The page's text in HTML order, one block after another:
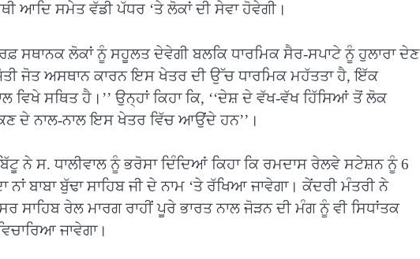
ਸਮੇਤ ਵੱਡੀ ਪੱਧਰ ‘ਤੇ ਲੋਕਾਂ ਦੀ ਸੇਵਾ ਹੋਵੇਗੀ।
ਸਥਾਨਕ ਲੋਕਾਂ ਨੂੰ ਸਹੂਲਤ ਦੇਵੇਗੀ ਬਲਕਿ ਧਾਰਮਿਕ ਸੈਰ-ਸਪਾਟੇ ਨੂੰ ਹੁਲਾਰਾ ਦੇਣ
ਜੋਤੀ ਜੋਤ ਅਸਥਾਨ ਕਾਰਨ ਇਸ ਖੇਤਰ ਦੀ ਉੱਚ ਧਾਰਮਿਕ ਮਹੱਤਤਾ ਹੈ, ਇੱਕ
ਸਥਿਤ ਹੈ।’’ ਉਨ੍ਹਾਂ ਕਿਹਾ ਕਿ, ‘‘ਦੇਸ਼ ਦੇ ਵੱਖ-ਵੱਖ ਹਿੱਸਿਆਂ ਤੋਂ ਲੋਕ
ਦੇ ਨਾਲ-ਨਾਲ ਇਸ ਖੇਤਰ ਵਿੱਚ ਆਉਂਦੇ ਹਨ’’।
ਨੇ ਸ. ਧਾਲੀਵਾਲ ਨੂੰ ਭਰੋਸਾ ਦਿੰਦਿਆਂ ਕਿਹਾ ਕਿ ਰਮਦਾਸ ਰੇਲਵੇ ਸਟੇਸ਼ਨ ਨੂੰ 6
ਬਾਬਾ ਬੁੱਢਾ ਸਾਹਿਬ ਜੀ ਦੇ ਨਾਮ ‘ਤੇ ਰੱਖਿਆ ਜਾਵੇਗਾ। ਕੇਂਦਰੀ ਮੰਤਰੀ ਨੇ
ਰੇਲ ਮਾਰਗ ਰਾਹੀਂ ਪੂਰੇ ਭਾਰਤ ਨਾਲ ਜੋੜਨ ਦੀ ਮੰਗ ਨੂੰ ਵੀ ਸਿਧਾਂਤਕ
ਜਾਵੇਗਾ।